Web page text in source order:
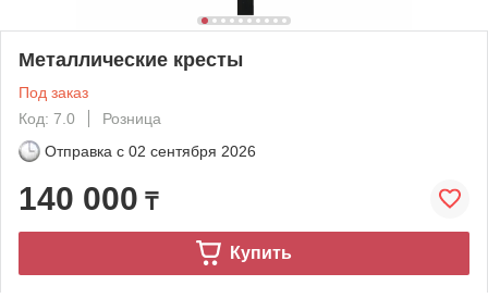
Металлические кресты
Под заказ
Код: 7.0
Розница
Отправка с 02 сентября 2026
140 000 ₸
Купить